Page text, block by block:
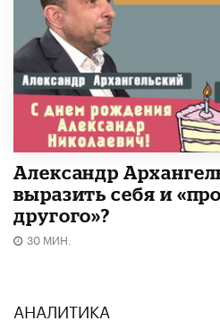
Александр
выразить себя и
другого»?
30 МИН.
АНАЛИТИКА